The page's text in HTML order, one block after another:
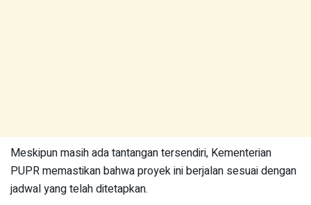
Meskipun masih ada tantangan tersendiri, Kementerian
PUPR memastikan bahwa proyek ini berjalan sesuai dengan
jadwal yang telah ditetapkan.